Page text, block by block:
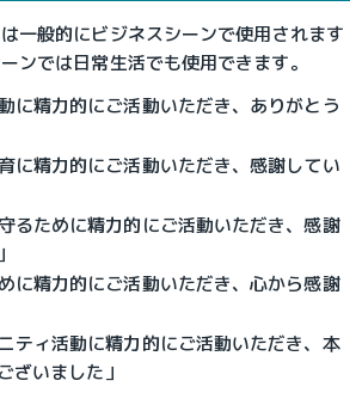
一般的にビジネスシーンで使用されます
ンでは日常生活でも使用できます。
に精力的にご活動いただき、ありがとう
に精力的にご活動いただき、感謝してい
るために精力的にご活動いただき、感謝
に精力的にご活動いただき、心から感謝
ティ活動に精力的にご活動いただき、本
ざいました」